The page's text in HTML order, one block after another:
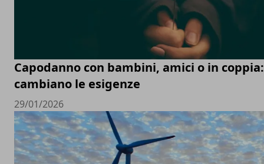
Capodanno con bambini, amici o in
cambiano le esigenze
29/01/2026